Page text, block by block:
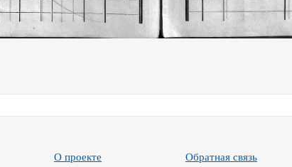
О проекте Обратная связь